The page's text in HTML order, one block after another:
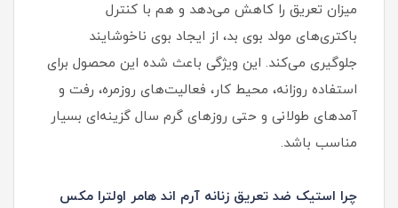
میزان تعریق را کاهش می‌دهد و هم با کنترل
باکتری‌های مولد بوی بد، از ایجاد بوی ناخوشایند
جلوگیری می‌کند. این ویژگی باعث شده این محصول برای
استفاده روزانه، محیط کار، فعالیت‌های روزمره، رفت‌ و
آمدهای طولانی و حتی روزهای گرم سال گزینه‌ای بسیار
مناسب باشد.
چرا استیک ضد تعریق زنانه آرم اند هامر اولترا مکس